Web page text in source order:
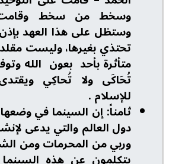
وسخط من سخط
وستظل على هذا العهد
تحتذي بغيرها، وليست
متأثرة بأحد بعون الله
تُحَاكَى ولا تُحاكِي
للإسلام .
ثامناً: إن السينما في
دول العالم والتي يدعى
وربي من المحرمات ومن